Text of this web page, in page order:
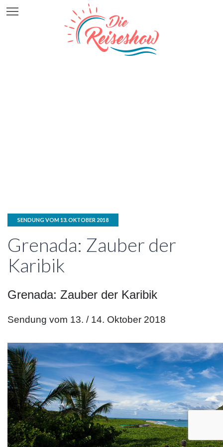
SENDUNG VOM 13. OKTOBER 2018
Grenada: Zauber der
Karibik
Grenada: Zauber der Karibik
Sendung vom 13. / 14. Oktober 2018